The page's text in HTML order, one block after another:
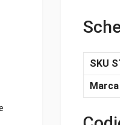
SKU
Marca